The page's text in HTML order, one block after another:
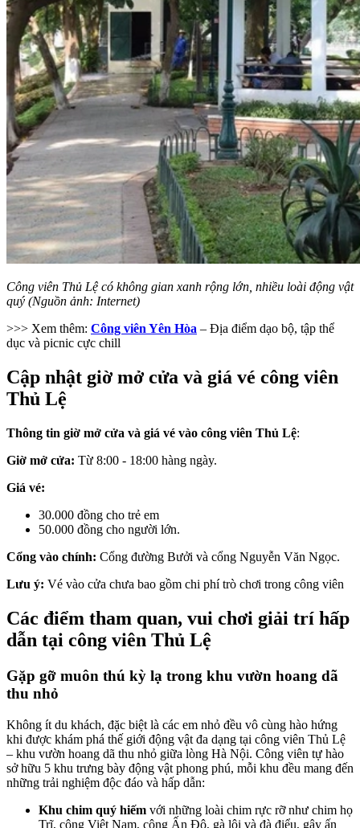
Công viên Thủ Lệ có không gian xanh rộng lớn, nhiều loài động vật
quý (Nguồn ảnh: Internet)
>>> Xem thêm: Công viên Yên Hòa – Địa điểm dạo bộ, tập thể
dục và picnic cực chill
Cập nhật giờ mở cửa và giá vé công viên
Thủ Lệ
Thông tin giờ mở cửa và giá vé vào công viên Thủ Lệ:
Giờ mở cửa: Từ 8:00 - 18:00 hàng ngày.
Giá vé:
30.000 đồng cho trẻ em
50.000 đồng cho người lớn.
Cổng vào chính: Cổng đường Bưởi và cổng Nguyễn Văn Ngọc.
Lưu ý: Vé vào cửa chưa bao gồm chi phí trò chơi trong công viên
Các điểm tham quan, vui chơi giải trí hấp
dẫn tại công viên Thủ Lệ
Gặp gỡ muôn thú kỳ lạ trong khu vườn hoang dã
thu nhỏ
Không ít du khách, đặc biệt là các em nhỏ đều vô cùng hào hứng
khi được khám phá thế giới động vật đa dạng tại công viên Thủ Lệ
– khu vườn hoang dã thu nhỏ giữa lòng Hà Nội. Công viên tự hào
sở hữu 5 khu trưng bày động vật phong phú, mỗi khu đều mang đến
những trải nghiệm độc đáo và hấp dẫn:
Khu chim quý hiếm với những loài chim rực rỡ như chim họ
Trĩ, công Việt Nam, công Ấn Độ, gà lôi và đà điểu, gây ấn